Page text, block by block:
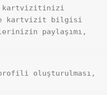
kartvizitinizi
kartvizit bilgisi
paylaşımı,
oluşturulması,